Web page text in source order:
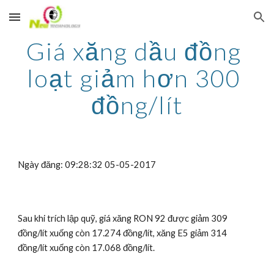
Skip to main content Skip to navigation
Giá xăng dầu đồng
loạt giảm hơn 300
đồng/lít
Ngày đăng: 09:28:32 05-05-2017
Sau khi trích lập quỹ, giá xăng RON 92 được giảm 309
đồng/lít xuống còn 17.274 đồng/lít, xăng E5 giảm 314
đồng/lít xuống còn 17.068 đồng/lít.